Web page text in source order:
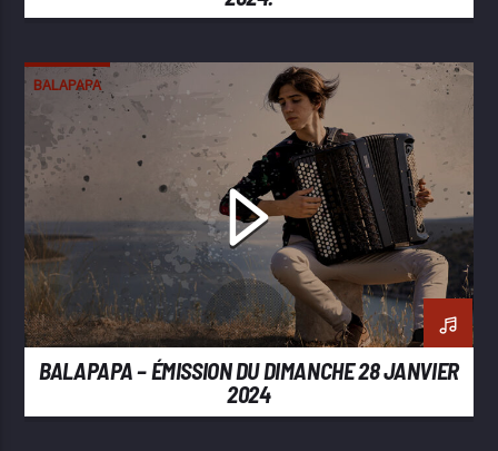
BALAPAPA
BALAPAPA – ÉMISSION DU DIMANCHE 28 JANVIER
2024